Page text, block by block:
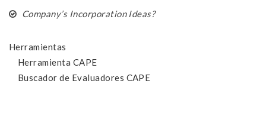
Company’s Incorporation Ideas?
Herramientas
Herramienta CAPE
Buscador de Evaluadores CAPE